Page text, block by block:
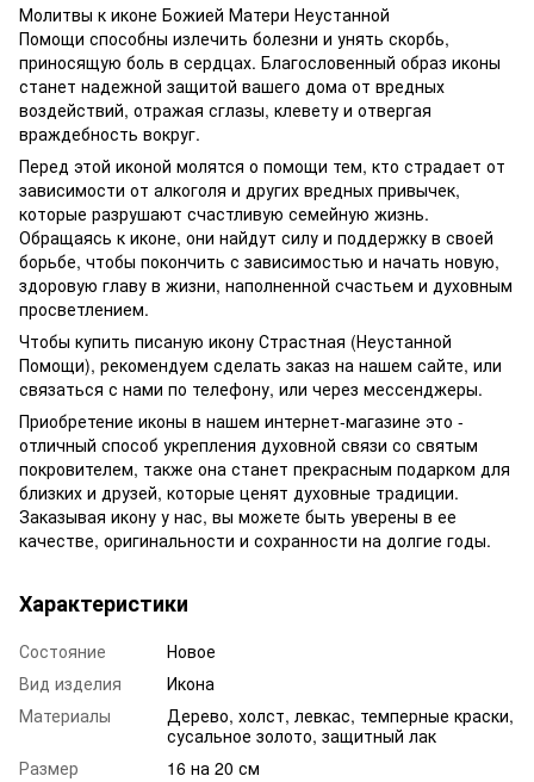
Молитвы к иконе Божией Матери Неустанной
Помощи способны излечить болезни и унять скорбь,
приносящую боль в сердцах. Благословенный образ иконы
станет надежной защитой вашего дома от вредных
воздействий, отражая сглазы, клевету и отвергая
враждебность вокруг.
Перед этой иконой молятся о помощи тем, кто страдает от
зависимости от алкоголя и других вредных привычек,
которые разрушают счастливую семейную жизнь.
Обращаясь к иконе, они найдут силу и поддержку в своей
борьбе, чтобы покончить с зависимостью и начать новую,
здоровую главу в жизни, наполненной счастьем и духовным
просветлением.
Чтобы купить писаную икону Страстная (Неустанной
Помощи), рекомендуем сделать заказ на нашем сайте, или
связаться с нами по телефону, или через мессенджеры.
Приобретение иконы в нашем интернет-магазине это -
отличный способ укрепления духовной связи со святым
покровителем, также она станет прекрасным подарком для
близких и друзей, которые ценят духовные традиции.
Заказывая икону у нас, вы можете быть уверены в ее
качестве, оригинальности и сохранности на долгие годы.
Характеристики
Состояние
Новое
Вид изделия
Икона
Материалы
Дерево, холст, левкас, темперные краски,
сусальное золото, защитный лак
Размер
16 на 20 см